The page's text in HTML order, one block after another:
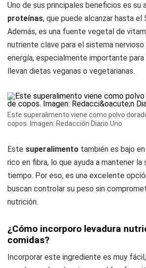
Uno de sus principales beneficios es su
proteínas, que puede alcanzar hasta el
Además, es una fuente vegetal de
nutriente clave para el sistema
energía, especialmente importante para
llevan dietas veganas o vegetarianas.
Este superalimento viene como polvo
copos. Imagen: Redacción Diario Uno
Este superalimento también es bajo
rico en fibra, lo que ayuda a mantener la
tiempo. Por eso, es una excelente
buscan controlar su peso sin
nutrición.
¿Cómo incorporo levadura
comidas?
Incorporar este ingrediente es muy